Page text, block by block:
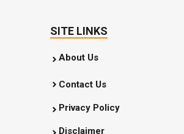
SITE LINKS
About Us
Contact Us
Privacy Policy
Disclaimer